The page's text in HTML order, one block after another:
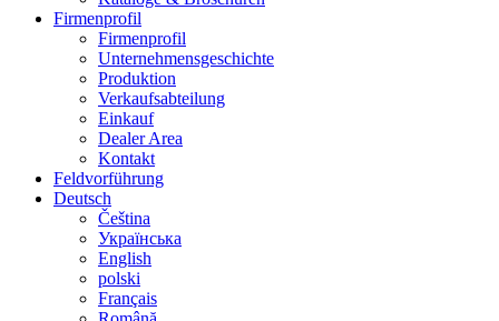
Firmenprofil
Firmenprofil
Unternehmensgeschichte
Produktion
Verkaufsabteilung
Einkauf
Dealer Area
Kontakt
Feldvorführung
Deutsch
Čeština
Українська
English
polski
Français